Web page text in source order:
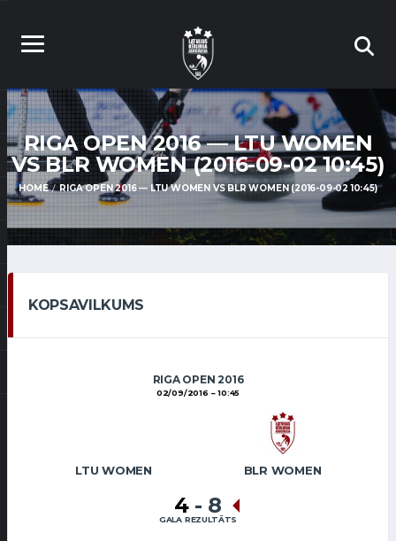
RIGA OPEN 2016 — LTU WOMEN
VS BLR WOMEN (2016-09-02 10:45)
HOME RIGA OPEN 2016 — LTU WOMEN VS BLR WOMEN (2016-09-02 10:45)
KOPSAVILKUMS
RIGA OPEN 2016
02/09/2016 10:45
LTU WOMEN BLR WOMEN
4 - 8
GALA REZULTĀTS